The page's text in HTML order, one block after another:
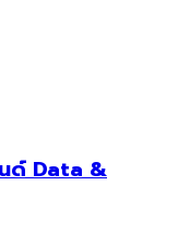
ด์ Data &